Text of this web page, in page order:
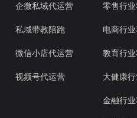
企微私域代运营
私域带教陪跑
微信小店代运营
视频号代运营
零售行
电商行
教育行
大健康
金融行